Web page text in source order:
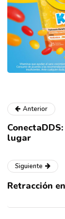
Anterior
lugar
Siguiente
Retracción